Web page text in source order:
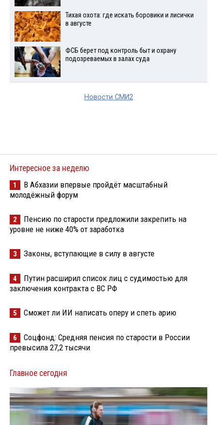
Тихая охота: где искать боровики и лисички
в августе
ФСБ берет под контроль быт и охрану
подозреваемых в залах суда
Новости СМИ2
Интересное за неделю
1
В Абхазии впервые пройдёт масштабный
молодёжный форум
2
Пенсию по старости предложили закрепить на
уровне не ниже 40% от заработка
3 Законы, вступающие в силу в августе
4
Путин расширил список лиц с судимостью для
заключения контракта с ВС РФ
5 Сможет ли ИИ написать оперу и спеть арию
6
Соцфонд: Средняя пенсия по старости в России
превысила 27,2 тысячи
Главное сегодня